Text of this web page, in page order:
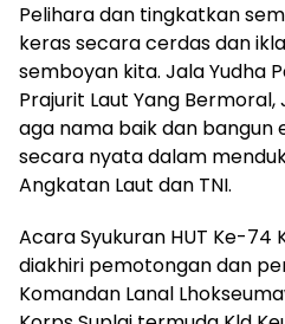
Pelihara dan tingkatkan
keras secara cerdas dan
semboyan kita. Jala Yudha
Prajurit Laut Yang Bermoral,
aga nama baik dan bangun
secara nyata dalam
Angkatan Laut dan TNI.
Acara Syukuran HUT Ke-74
diakhiri pemotongan dan
Komandan Lanal